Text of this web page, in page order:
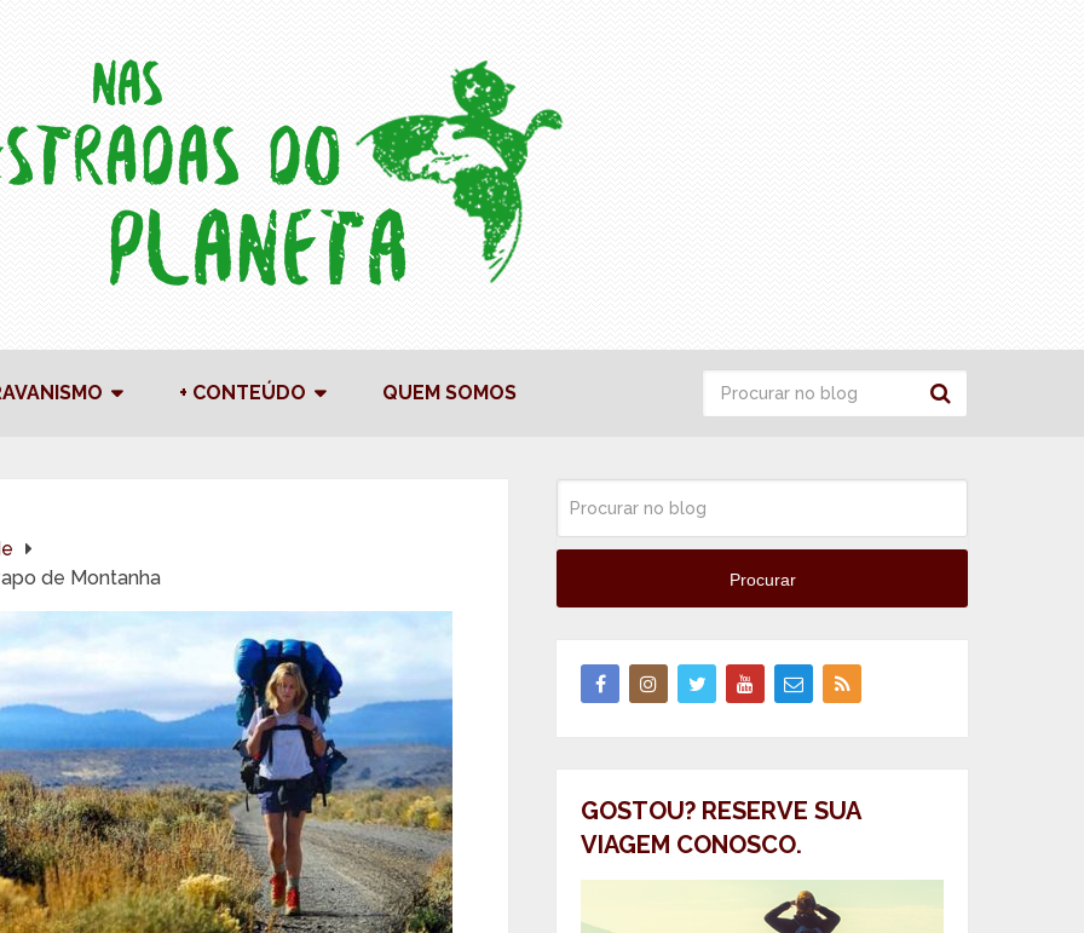
+ CONTEÚDO QUEM SOMOS
de Montanha
Procurar
GOSTOU? RESERVE SUA
VIAGEM CONOSCO.